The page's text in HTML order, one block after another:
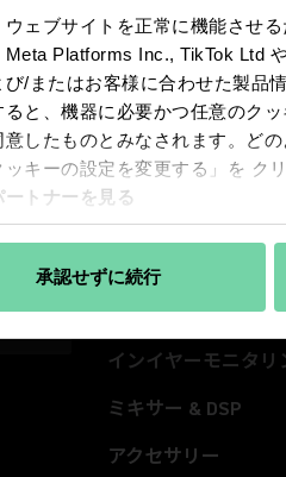
ウェブサイトを正常に機能させ
Meta Platforms Inc., TikTok Ltd
び/またはお客様に合わせた製品
ると、機器に必要かつ任意のク
意したものとみなされます。ど
ッキーの設定を変更する」を ク
ートナーを見る
承認せずに続行
情報
tab)
製品情報
マイクロホン
ワイヤレスシステム
ビデオ会議
ヘッドホン
イヤホン
インイヤーモニタリ
ミキサー & DSP
アクセサリー